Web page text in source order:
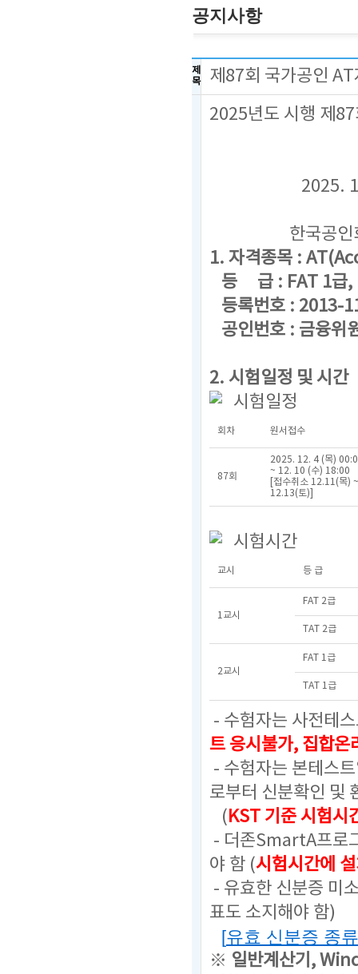
공지사항
제
목
제87회 국가공인
2025년도 시행 제
2025.
한국공인회
1. 자격종목 :
등 급 : FAT 1급,
등록번호 : 2013-
공인번호 : 금융위
2. 시험일정 및 시간
시험일정
회차 원서접수
87회
2025. 12. 4 (목)
~ 12. 10 (수) 18:00
[접수취소 12.11(목) ~
12.13(토)]
시험시간
교시 등 급
1교시
FAT 2급
TAT 2급
2교시
FAT 1급
TAT 1급
- 수험자는 사전테
트 응시불가, 집합온
- 수험자는 본테스
로부터 신분확인 및
(KST 기준 시험시
- 더존SmartA프로
야 함 (시험시간에
- 유효한 신분증 미
표도 소지해야 함)
[유효 신분증 종
※ 일반계산기,